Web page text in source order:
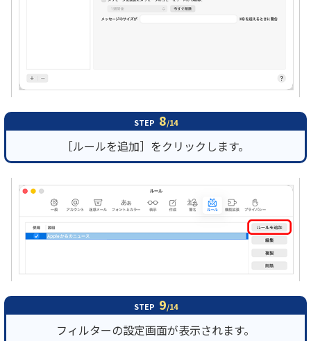
STEP 8/14
［ルールを追加］をクリックします。
STEP 9/14
フィルターの設定画面が表示されます。